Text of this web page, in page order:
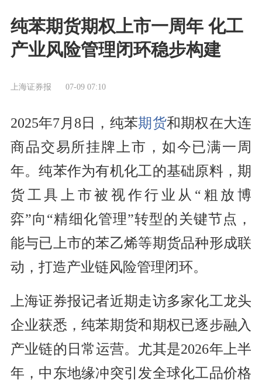
纯苯期货期权上市一周年 化工
产业风险管理闭环稳步构建
上海证券报 07-09 07:10
2025年7月8日，纯苯期货和期权在大连
商品交易所挂牌上市，如今已满一周
年。纯苯作为有机化工的基础原料，期
货工具上市被视作行业从“粗放博
弈”向“精细化管理”转型的关键节点，
能与已上市的苯乙烯等期货品种形成联
动，打造产业链风险管理闭环。
上海证券报记者近期走访多家化工龙头
企业获悉，纯苯期货和期权已逐步融入
产业链的日常运营。尤其是2026年上半
年，中东地缘冲突引发全球化工品价格